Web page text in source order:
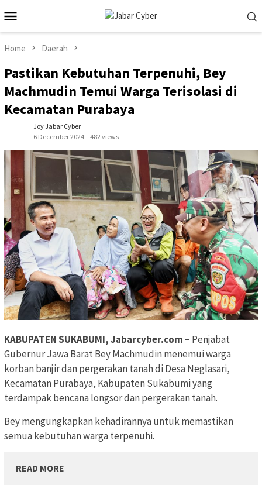
to
contentMenu
Home Daerah
Pastikan Kebutuhan Terpenuhi, Bey
Machmudin Temui Warga Terisolasi di
Kecamatan Purabaya
Joy Jabar Cyber
6 December 2024
482 views
KABUPATEN SUKABUMI, Jabarcyber.com – Penjabat
Gubernur Jawa Barat Bey Machmudin menemui warga
korban banjir dan pergerakan tanah di Desa Neglasari,
Kecamatan Purabaya, Kabupaten Sukabumi yang
terdampak bencana longsor dan pergerakan tanah.
Bey mengungkapkan kehadirannya untuk memastikan
semua kebutuhan warga terpenuhi.
READ MORE